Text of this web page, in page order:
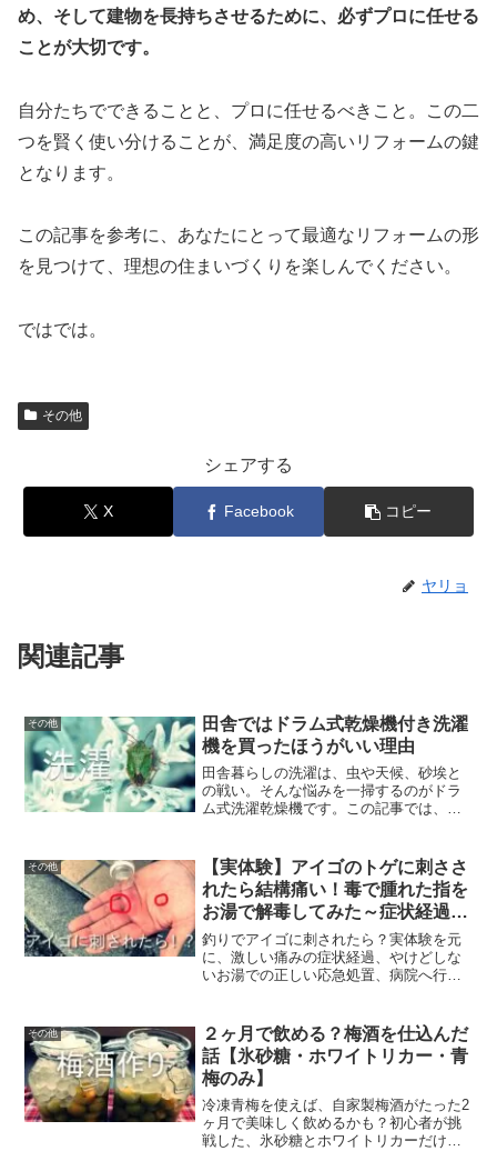
め、そして建物を長持ちさせるために、必ずプロに任せる
ことが大切です。
自分たちでできることと、プロに任せるべきこと。この二
つを賢く使い分けることが、満足度の高いリフォームの鍵
となります。
この記事を参考に、あなたにとって最適なリフォームの形
を見つけて、理想の住まいづくりを楽しんでください。
ではでは。
その他
シェアする
X Facebook コピー
ヤリョ
関連記事
その他
田舎ではドラム式乾燥機付き洗濯
機を買ったほうがいい理由
田舎暮らしの洗濯は、虫や天候、砂埃と
の戦い。そんな悩みを一掃するのがドラ
ム式洗濯乾燥機です。この記事では、田
きなメリット、さらに後悔しないための
選び方やコスト比較まで、具体的かつ丁
寧にご紹介します。
その他
【実体験】アイゴのトゲに刺ささ
れたら結構痛い！毒で腫れた指を
お湯で解毒してみた～症状経過報
告
釣りでアイゴに刺されたら？実体験を元
に、激しい痛みの症状経過、やけどしな
いお湯での正しい応急処置、病院へ行く
で、安全にアイゴを楽しむための知識を
紹介します。
その他
２ヶ月で飲める？梅酒を仕込んだ
話【氷砂糖・ホワイトリカー・青
梅のみ】
冷凍青梅を使えば、自家製梅酒がたった2
ヶ月で美味しく飲めるかも？初心者が挑
戦した、氷砂糖とホワイトリカーだけで